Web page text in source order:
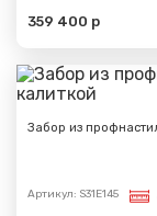
359 400 р
Забор из
Артикул: S31E145